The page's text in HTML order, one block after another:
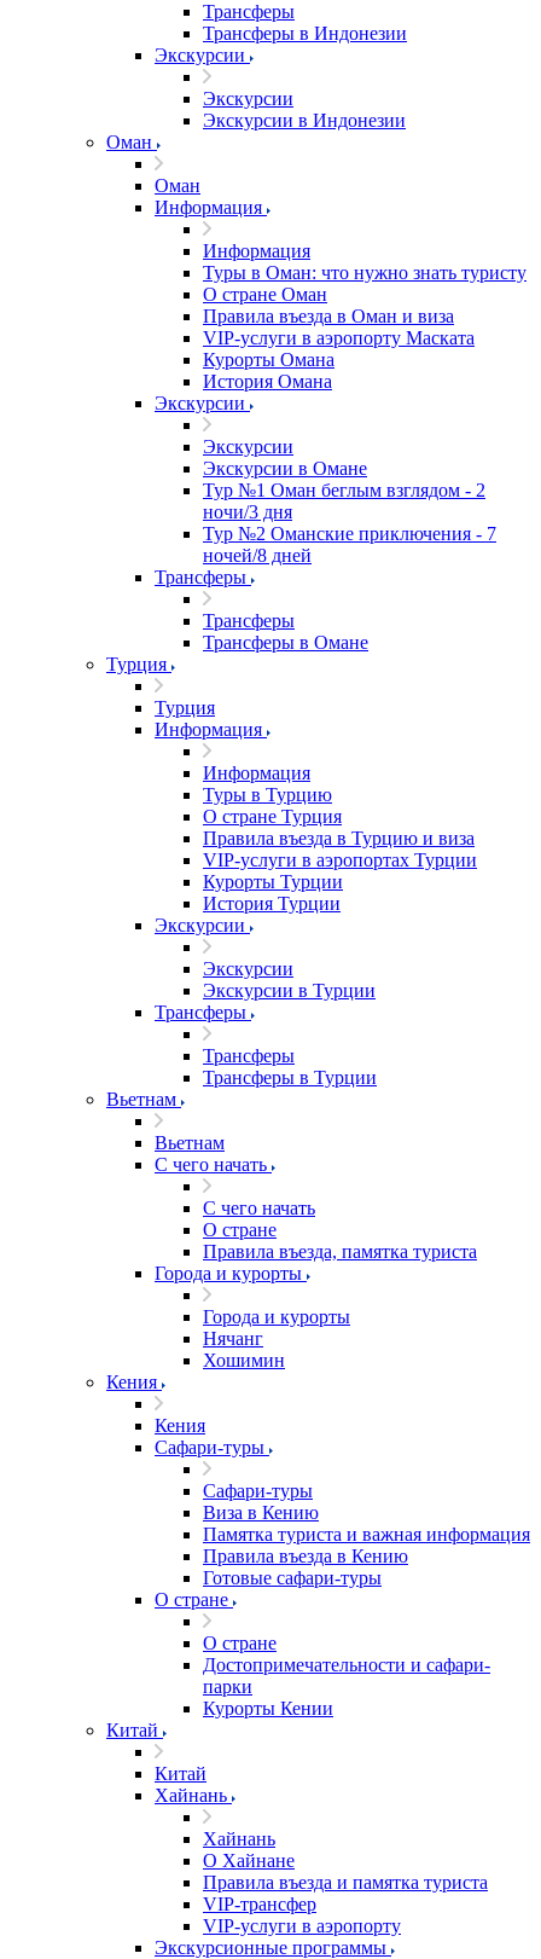
Трансферы
Трансферы в Индонезии
Экскурсии
Экскурсии
Экскурсии в Индонезии
Оман
Оман
Информация
Информация
Туры в Оман: что нужно знать туристу
О стране Оман
Правила въезда в Оман и виза
VIP-услуги в аэропорту Маската
Курорты Омана
История Омана
Экскурсии
Экскурсии
Экскурсии в Омане
Тур №1 Оман беглым взглядом - 2
ночи/3 дня
Тур №2 Оманские приключения - 7
ночей/8 дней
Трансферы
Трансферы
Трансферы в Омане
Турция
Турция
Информация
Информация
Туры в Турцию
О стране Турция
Правила въезда в Турцию и виза
VIP-услуги в аэропортах Турции
Курорты Турции
История Турции
Экскурсии
Экскурсии
Экскурсии в Турции
Трансферы
Трансферы
Трансферы в Турции
Вьетнам
Вьетнам
С чего начать
С чего начать
О стране
Правила въезда, памятка туриста
Города и курорты
Города и курорты
Нячанг
Хошимин
Кения
Кения
Сафари-туры
Сафари-туры
Виза в Кению
Памятка туриста и важная информация
Правила въезда в Кению
Готовые сафари-туры
О стране
О стране
Достопримечательности и сафари-
парки
Курорты Кении
Китай
Китай
Хайнань
Хайнань
О Хайнане
Правила въезда и памятка туриста
VIP-трансфер
VIP-услуги в аэропорту
Экскурсионные программы